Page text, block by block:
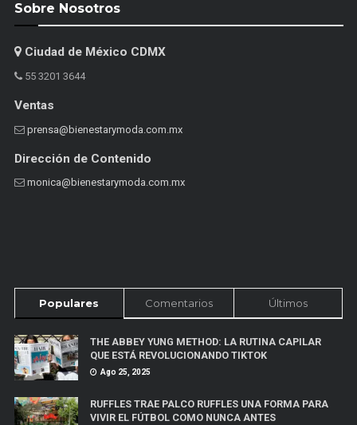
Sobre Nosotros
Ciudad de México CDMX
55 3201 3644
Ventas
prensa@bienestarymoda.com.mx
Dirección de Contenido
monica@bienestarymoda.com.mx
Populares Comentarios Últimos
THE ABBEY YUNG METHOD: LA RUTINA CAPILAR
QUE ESTÁ REVOLUCIONANDO TIKTOK
Ago 25, 2025
RUFFLES TRAE PALCO RUFFLES UNA FORMA PARA
VIVIR EL FÚTBOL COMO NUNCA ANTES